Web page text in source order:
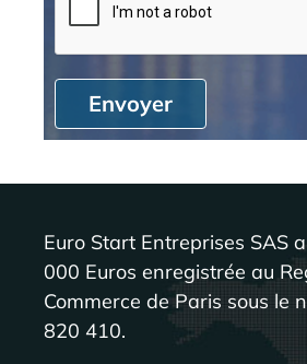
Envoyer
Euro Start Entreprises SAS
000 Euros enregistrée au
Commerce de Paris sous le
820 410.